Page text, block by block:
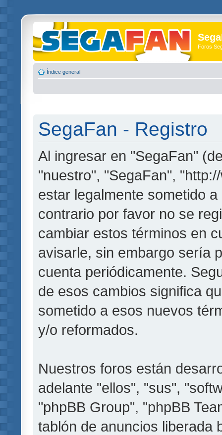
Foros
Índice general
SegaFan - Registro
Al ingresar en "SegaFan"
"nuestro", "SegaFan",
estar legalmente sometido
contrario por favor no se
cambiar estos términos en
avisarle, sin embargo sería
cuenta periódicamente.
de esos cambios significa
sometido a esos nuevos
y/o reformados.
Nuestros foros están
adelante "ellos", "sus",
"phpBB Group", "phpBB
tablón de anuncios liberada